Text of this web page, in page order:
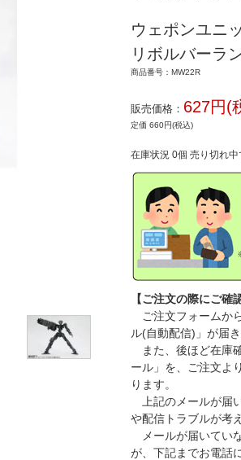
ウェポンユニ
リボルバーラ
商品番号：MW22R
販売価格： 627円(
定価 660円(税込)
在庫状況 0個 売り切れ中
【ご注文の際にご確
ご注文フォームか
ル(自動配信)」が届き
また、後ほど在庫
ール」を、ご注文よ
ります。
上記のメールが届
や配信トラブルが考
メールが届いてい
が、下記までお電話